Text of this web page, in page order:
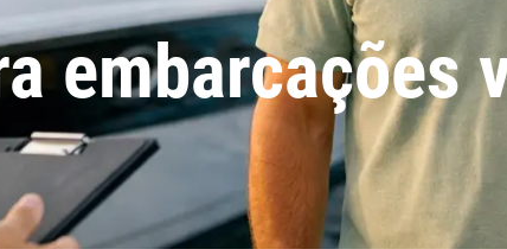
embarcações